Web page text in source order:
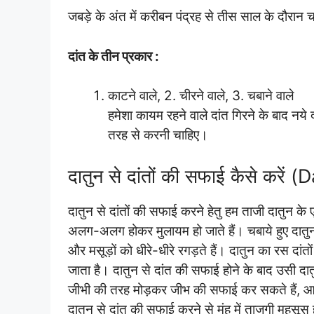
जबड़े के अंत में करीबन पंद्रह से तीस साल के दौरान
दांत के तीन प्रकार :
काटने वाले, 2. चीरने वाले, 3. चबाने वाले
हमेशा कायम रहने वाले दांत गिरने के बाद
तरह से करनी चाहिए।
दातुन से दांतों की सफाई कैसे करें
दातुन से दांतों की सफाई करने हेतु हम ताजी दातुन
अलग-अलग होकर मुलायम हो जाते हैं। चबाये हुए
और मसूड़ों को धीरे-धीरे रगड़ते हैं। दातुन का रस
जाता है। दातुन से दांत की सफाई होने के बाद उसी
जीभी की तरह मोड़कर जीभ की सफाई कर सकते हैं,
दातुन से दांत की सफाई करने से मुंह में ताजगी महसूस